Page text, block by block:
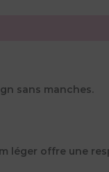
sans manches.
léger offre une